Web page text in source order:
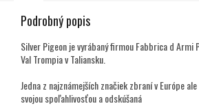
Podrobný popis
Silver Pigeon je vyrábaný firmou Fabbrica d
Val Trompia v Taliansku.
Jedna z najznámejších značiek zbraní v Európe
svojou spoľahlivosťou a odskúšaná